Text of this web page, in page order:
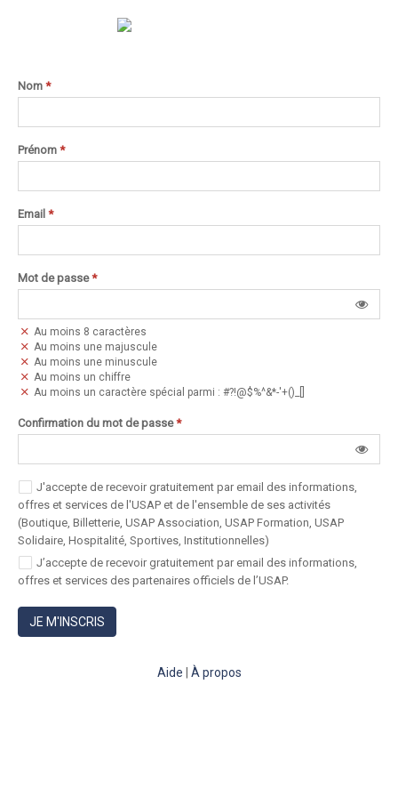
Nom *
Prénom *
Email *
Mot de passe*
Au moins 8 caractères
Au moins une majuscule
Au moins une minuscule
Au moins un chiffre
Au moins un caractère spécial parmi : #?!@$%^&*-'+()_[]
Confirmation du mot de passe*
J'accepte de recevoir gratuitement par email des informations,
offres et services de l'USAP et de l'ensemble de ses activités
(Boutique, Billetterie, USAP Association, USAP Formation, USAP
Solidaire, Hospitalité, Sportives, Institutionnelles)
J’accepte de recevoir gratuitement par email des informations,
offres et services des partenaires officiels de l’USAP.
JE M'INSCRIS
Aide À propos